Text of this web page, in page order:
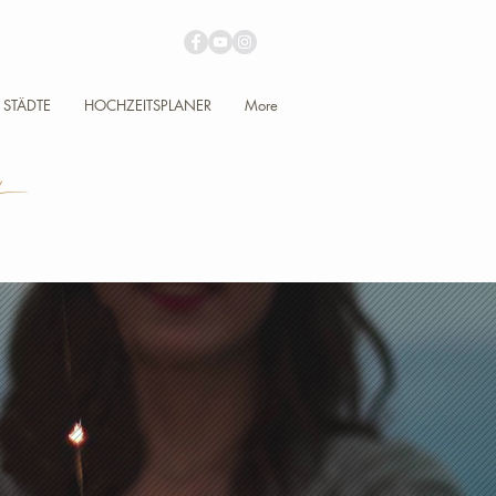
STÄDTE HOCHZEITSPLANER More